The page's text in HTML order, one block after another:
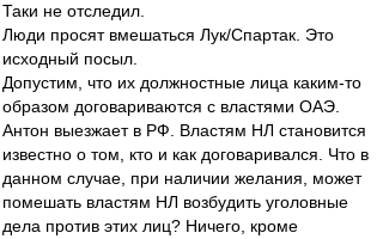
Таки не отследил.
Люди просят вмешаться Лук/Спартак. Это
исходный посыл.
Допустим, что их должностные лица каким-то
образом договариваются с властями ОАЭ.
Антон выезжает в РФ. Властям НЛ становится
известно о том, кто и как договаривался. Что в
данном случае, при наличии желания, может
помешать властям НЛ возбудить уголовные
дела против этих лиц? Ничего, кроме